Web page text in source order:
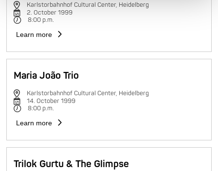
Karlstorbahnhof Cultural Center, Heidelberg
2. October 1999
8:00 p.m.
Learn more
Maria João Trio
Karlstorbahnhof Cultural Center, Heidelberg
14. October 1999
8:00 p.m.
Learn more
Trilok Gurtu & The Glimpse